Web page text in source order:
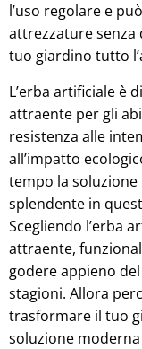
l’uso regolare e
attrezzature senza
tuo giardino tutto
L’erba artificiale è
attraente per gli
resistenza alle
all’impatto
tempo la
splendente in
Scegliendo l’erba
attraente,
godere appieno
stagioni. Allora
trasformare il tuo
soluzione